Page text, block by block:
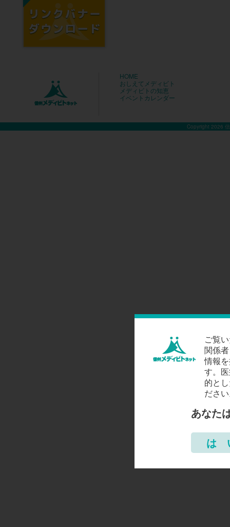
HOME
おしえてメディビト
メディビトの知恵
イベントカレンダー
Copyright 2026
ご覧
関係
情報
す。
的と
ださ
あなた
は